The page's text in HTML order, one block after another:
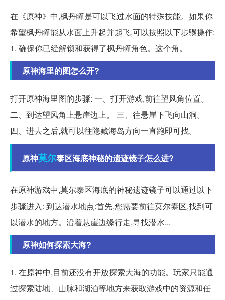
在《原神》中,枫丹瞳是可以飞过水面的特殊技能。如果你
希望枫丹瞳能从水面上升起并起飞,可以按照以下步骤操作:
1. 确保你已经解锁和获得了枫丹瞳角色。这个角。
原神海里的图怎么开?
打开原神海里图的步骤: 一、打开游戏,前往望风角位置。
二、到达望风角上悬崖边上。 三、往悬崖下飞向山洞。
四、进去之后,就可以往隐藏海岛方向一直跑即可找。
原神莫尔泰区海底神秘的遗迹镜子怎么进?
在原神游戏中,莫尔泰区海底的神秘遗迹镜子可以通过以下
步骤进入: 到达潜水地点:首先,您需要前往莫尔泰区,找到可
以潜水的地方。沿着悬崖边缘行走,寻找潜水...
原神如何探索大海?
1. 在原神中,目前还没有开放探索大海的功能。玩家只能通
过探索陆地、山脉和湖泊等地方来获取游戏中的资源和任